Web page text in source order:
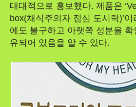
대대적으로 홍보했다. 제품은
box(채식주의자 점심 도시락)’
에도 불구하고 아랫쪽 성분을
유되어 있음을 알 수 있다.